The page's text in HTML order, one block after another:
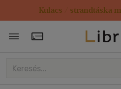
Kulacs / strandtáska
Törzsvásárlói Kártya